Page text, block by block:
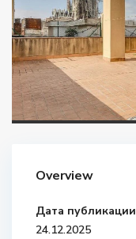
Overview
Дата
24.12.2025